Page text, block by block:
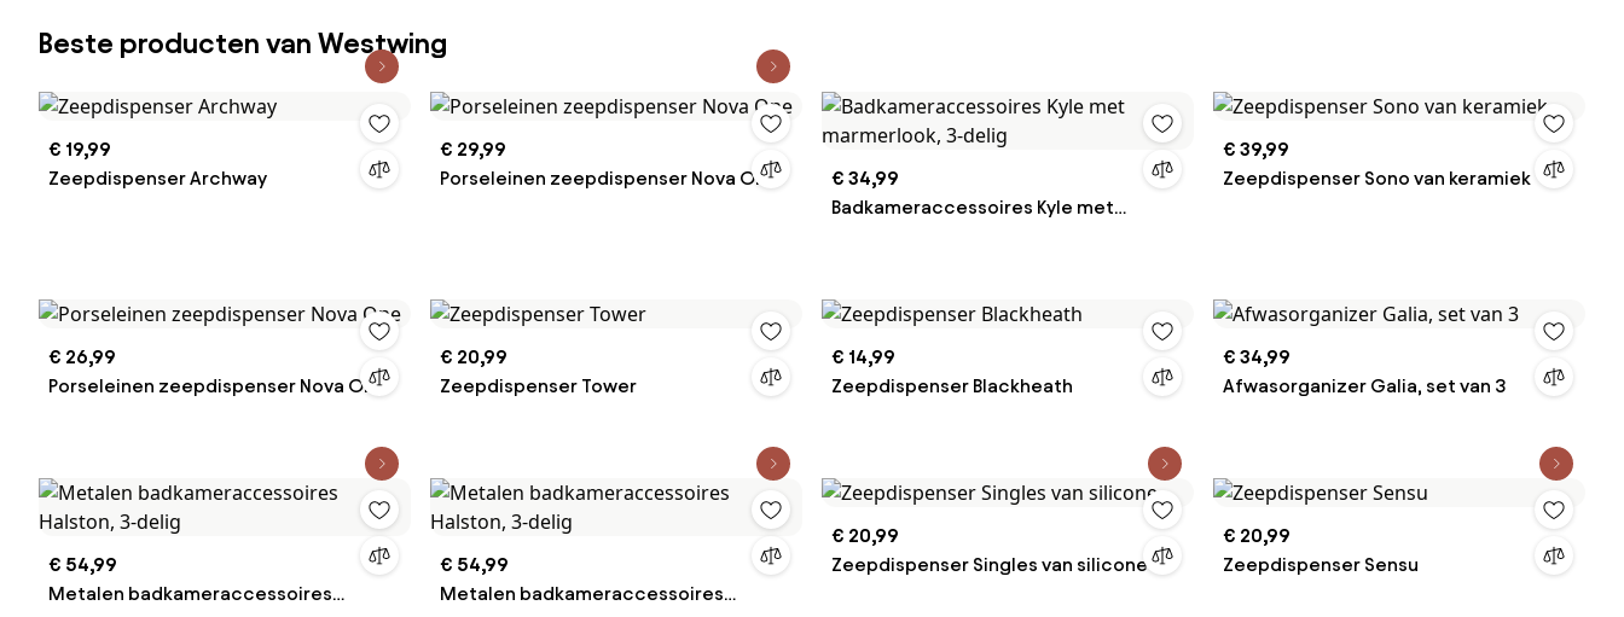
Beste producten van Westwing
€ 19,99
Zeepdispenser Archway
€ 29,99
Porseleinen zeepdispenser Nova One
€ 34,99
Badkameraccessoires Kyle met
€ 39,99
Zeepdispenser Sono van keramiek
€ 26,99
Porseleinen zeepdispenser Nova One
€ 20,99
Zeepdispenser Tower
€ 14,99
Zeepdispenser Blackheath
€ 34,99
Afwasorganizer Galia, set van 3
€ 54,99
Metalen badkameraccessoires
€ 54,99
Metalen badkameraccessoires
€ 20,99
Zeepdispenser Singles van silicone
€ 20,99
Zeepdispenser Sensu